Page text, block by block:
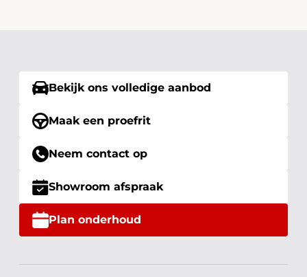
Bekijk ons volledige aanbod
Maak een proefrit
Neem contact op
Showroom afspraak
Plan onderhoud